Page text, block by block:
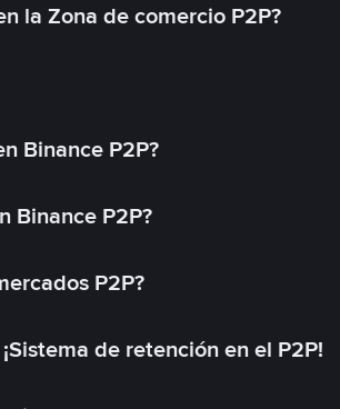
la Zona de comercio P2P?
Binance P2P?
Binance P2P?
P2P?
de retención en el P2P!